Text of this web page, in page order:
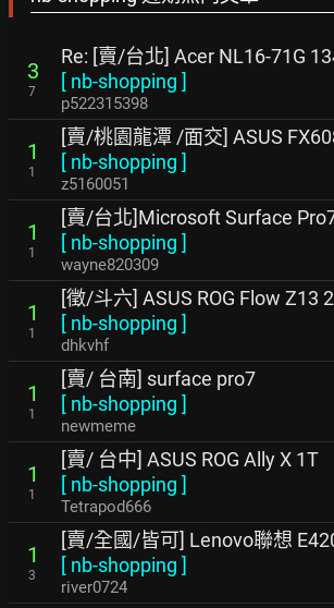
3
7
Re: [賣/台北] Acer NL16-71G
[ nb-shopping ]
p522315398
1
1
[賣/桃園龍潭 /面交] ASUS
[ nb-shopping ]
z5160051
1
1
[賣/台北]Microsoft Surface
[ nb-shopping ]
wayne820309
1
1
[徵/斗六] ASUS ROG Flow Z13
[ nb-shopping ]
dhkvhf
1
1
[賣/ 台南] surface pro7
[ nb-shopping ]
newmeme
1
1
[賣/ 台中] ASUS ROG Ally X 1T
[ nb-shopping ]
Tetrapod666
1
3
[賣/全國/皆可] Lenovo聯想
[ nb-shopping ]
river0724